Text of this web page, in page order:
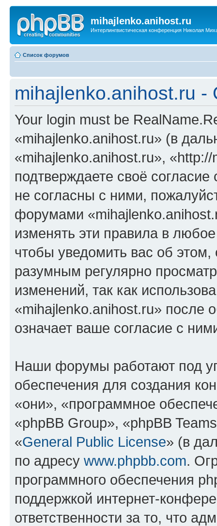
mihajlenko.anihost.ru
Интерлингвистическая конференция Николая
Список форумов
mihajlenko.anihost.ru
Your login must be
«mihajlenko.anihost.ru» (в
«mihajlenko.anihost.ru»,
подтверждаете своё
не согласны с ними,
форумами
изменять эти правила в
чтобы уведомить вас об
разумным регулярно
изменений, так как
«mihajlenko.anihost.ru» после
означает ваше согласие с
Наши форумы работают под
обеспечения для создания
«они», «программное
«phpBB Group», «phpBB
«General Public License» (в
по адресу www.phpbb.com.
программного обеспечения
поддержкой интернет-
ответственности за то, что